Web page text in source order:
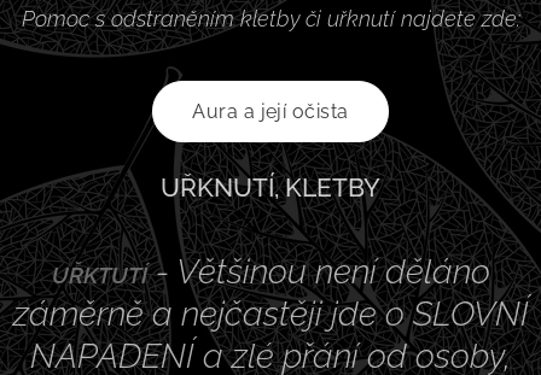
Pomoc s odstraněním kletby či uřknutí najdete zde:
Aura a její očista
UŘKNUTÍ, KLETBY
UŘKTUTÍ- Většinou není děláno
záměrně a nejčastěji jde o SLOVNÍ
NAPADENÍ a zlé přání od osoby,